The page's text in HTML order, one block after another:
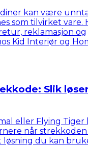
kan være
som tilvirket vare.
reklamasjon og
Kid Interiør og
Slik
eller Flying
når
du kan